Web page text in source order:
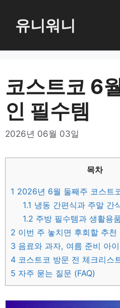
로
뛰
기
유니워니
코스트코 6
인 필수템
2026년 06월 03일
목차
1 2026년 6월 둘째주 코스트
1.1 냉동 간편식과 주말 간
1.2 주방 필수템과 생활용
2 이번 주 놓치면 후회할 추천
3 음료와 과자, 여름 준비 아
4 코스트코 방문 전 체크리스
5 자주 묻는 질문 (FAQ)